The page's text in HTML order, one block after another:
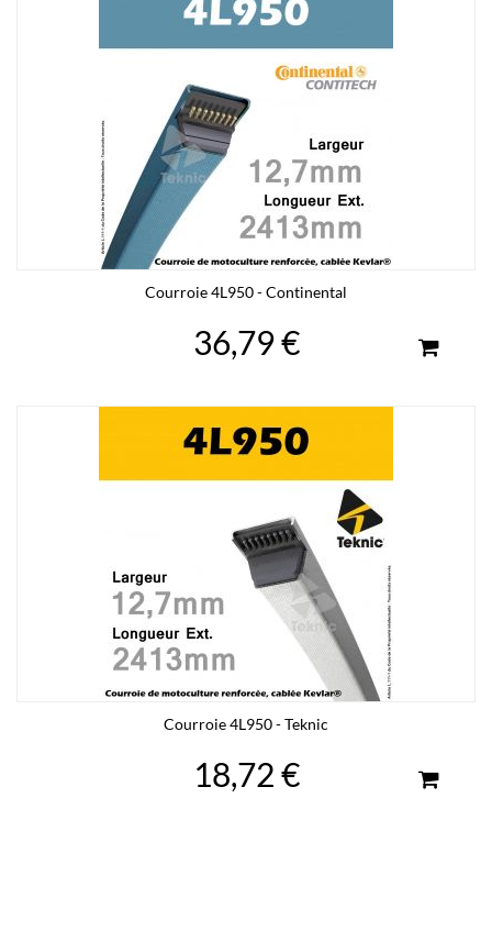
Courroie 4L950 - Continental
36,79 €
Courroie 4L950 - Teknic
18,72 €